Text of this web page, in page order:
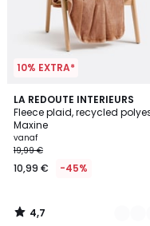
10% EXTRA*
LA REDOUTE INTERIEURS
Fleece plaid, recycled
Maxine
vanaf
19,99 €
10,99 € -45%
4,7
/ 5
3
Kleuren
4,7
/